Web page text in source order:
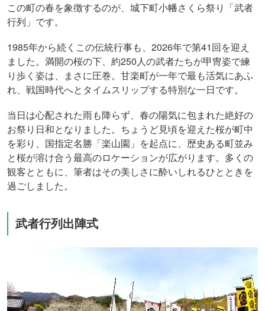
この町の春を象徴するのが、城下町小幡さくら祭り「武者
行列」です。
1985年から続くこの伝統行事も、2026年で第41回を迎え
ました。満開の桜の下、約250人の武者たちが甲冑姿で練
り歩く姿は、まさに圧巻。甘楽町が一年で最も活気にあふ
れ、戦国時代へとタイムスリップする特別な一日です。
当日は心配された雨も降らず、春の陽気に包まれた絶好の
お祭り日和となりました。ちょうど見頃を迎えた桜が町中
を彩り、国指定名勝「楽山園」を起点に、歴史ある町並み
と桜が溶け合う最高のロケーションが広がります。多くの
観客とともに、筆者はその美しさに酔いしれるひとときを
過ごしました。
武者行列出陣式